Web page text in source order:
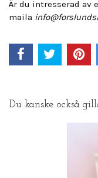
Är du intresserad av
maila
Du kanske också